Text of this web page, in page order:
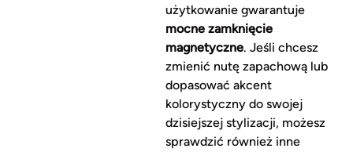
użytkowanie gwarantuje
mocne zamknięcie
magnetyczne. Jeśli chcesz
zmienić nutę zapachową lub
dopasować akcent
kolorystyczny do swojej
dzisiejszej stylizacji, możesz
sprawdzić również inne